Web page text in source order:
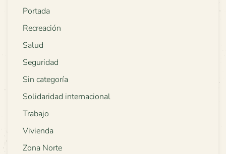
Portada
Recreación
Salud
Seguridad
Sin categoría
Solidaridad internacional
Trabajo
Vivienda
Zona Norte